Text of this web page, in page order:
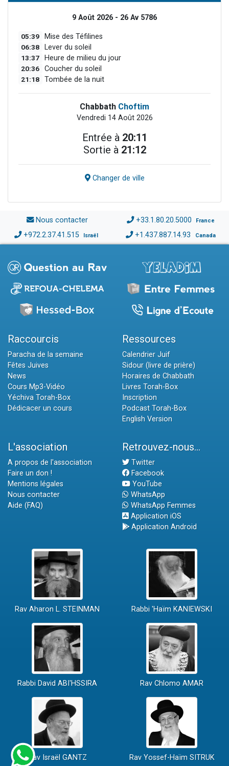
9 Août 2026 - 26 Av 5786
05:39 Mise des Téfilines
06:38 Lever du soleil
13:37 Heure de milieu du jour
20:36 Coucher du soleil
21:18 Tombée de la nuit
Chabbath Choftim
Vendredi 14 Août 2026
Entrée à 20:11
Sortie à 21:12
Changer de ville
Nous contacter +33.1.80.20.5000 France
+972.2.37.41.515 Israël +1.437.887.14.93 Canada
Raccourcis
Paracha de la semaine
Fêtes Juives
News
Cours Mp3-Vidéo
Yéchiva Torah-Box
Dédicacer un cours
Ressources
Calendrier Juif
Sidour (livre de prière)
Horaires de Chabbath
Livres Torah-Box
Inscription
Podcast Torah-Box
English Version
L'association
A propos de l'association
Faire un don !
Mentions légales
Nous contacter
Aide (FAQ)
Retrouvez-nous...
Twitter
Facebook
YouTube
WhatsApp
WhatsApp Femmes
Application iOS
Application Android
Rav Aharon L. STEINMAN Rabbi 'Haïm KANIEWSKI
Rabbi David ABI'HSSIRA Rav Chlomo AMAR
Rav Israël GANTZ Rav Yossef-Haïm SITRUK